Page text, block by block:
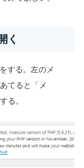
く
する。左のメ
てると「メ
る。